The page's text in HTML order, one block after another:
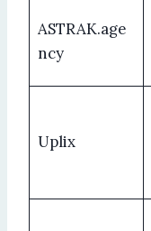
ASTRAK.age
ncy
Uplix